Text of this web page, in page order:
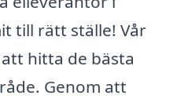
till rätt ställe! Vår
hitta de bästa
Genom att